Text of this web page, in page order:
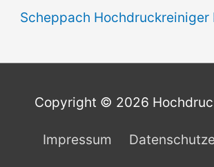
Scheppach Hochdruckreiniger
Copyright © 2026
Impressum